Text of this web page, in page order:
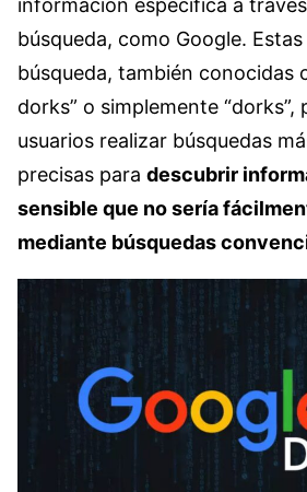
información específica a
búsqueda, como Google.
búsqueda, también conocidas
dorks” o simplemente “dorks”,
usuarios realizar búsquedas
precisas para descubrir
sensible que no sería
mediante búsquedas